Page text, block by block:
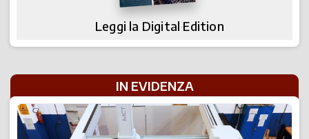
Leggi la Digital Edition
IN EVIDENZA